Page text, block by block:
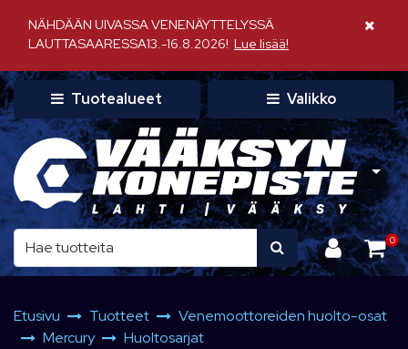
NÄHDÄÄN UIVASSA VENENÄYTTELYSSÄ
LAUTTASAARESSA13.-16.8.2026! Lue lisää!
Sulje
Tuotealueet Valikko
0
Etusivu Tuotteet
Venemoottoreiden huolto-osat
Mercury
Huoltosarjat